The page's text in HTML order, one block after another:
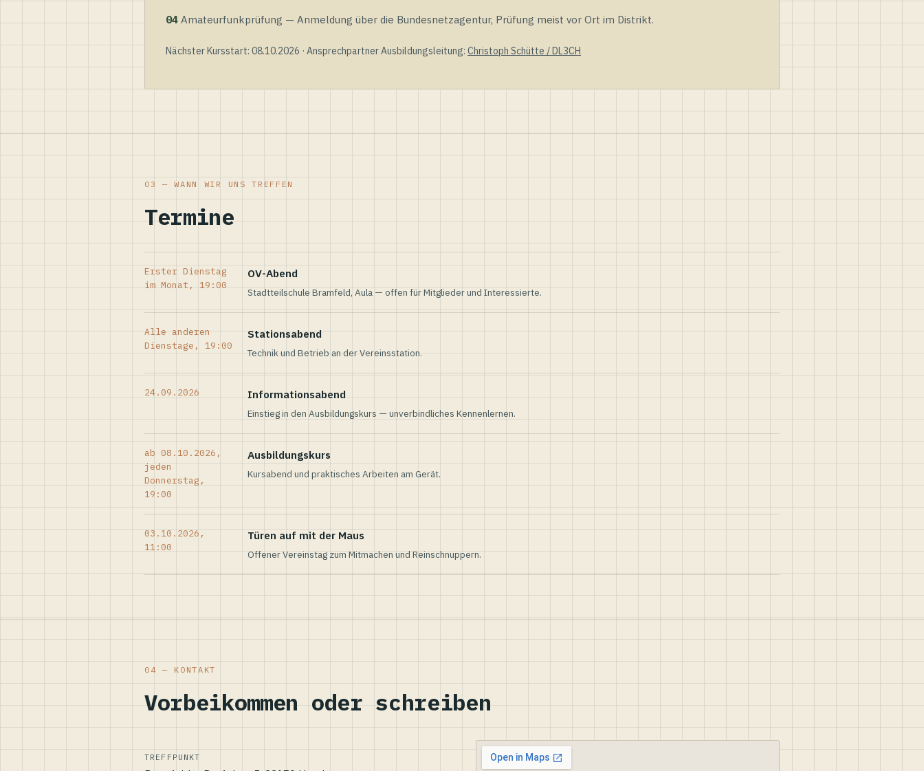
04 Amateurfunkprüfung — Anmeldung über die Bundesnetzagentur, Prüfung meist vor Ort im Distrikt.
Nächster Kursstart: 08.10.2026 · Ansprechpartner Ausbildungsleitung: Christoph Schütte / DL3CH
03 — WANN WIR UNS TREFFEN
Termine
Erster Dienstag
im Monat, 19:00
OV-Abend
Stadtteilschule Bramfeld, Aula — offen für Mitglieder und Interessierte.
Alle anderen
Dienstage, 19:00
Stationsabend
Technik und Betrieb an der Vereinsstation.
24.09.2026 Informationsabend
Einstieg in den Ausbildungskurs — unverbindliches Kennenlernen.
ab 08.10.2026,
jeden
Donnerstag,
19:00
Ausbildungskurs
Kursabend und praktisches Arbeiten am Gerät.
03.10.2026,
11:00
Türen auf mit der Maus
Offener Vereinstag zum Mitmachen und Reinschnuppern.
04 — KONTAKT
Vorbeikommen oder schreiben
TREFFPUNKT